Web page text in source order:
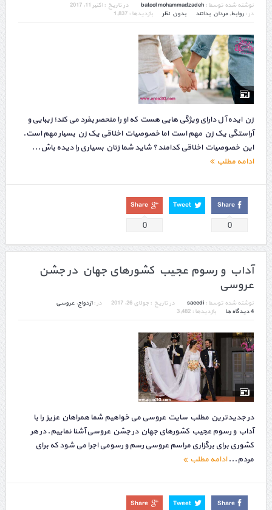
نوشته شده توسط : batool mohammadzadeh در تاریخ :اکتبر 11, 2017
در : روابط,مردان بدانند بدون نظر بازدیدها : 1,837
زن ایده آل دارای ویژگی هایی هست که او را منحصر بفرد می کند؛ زیبایی و
آراستگی یک زن مهم است اما خصوصیات اخلاقی یک زن بسیار مهم است.
این خصوصیات اخلاقی کدامند؟ شاید شما زنان بسیاری را دیده باش...
ادامه مطلب
Share
0
Tweet
Share
0
آداب و رسوم عجیب کشورهای جهان در جشن
عروسی
نوشته شده توسط : saeedi در تاریخ : جولای 26, 2017 در :ازدواج, عروسی
4 دیدگاه ها
بازدیدها : 3,482
در جدیدترین مطلب سایت عروسی می خواهیم شما همراهان عزیز را با
آداب و رسوم عجیب کشورهای جهان در جشن عروسی آشنا نماییم. در هر
کشوری برای برگزاری مراسم عروسی رسم و رسومی اجرا می شود که برای
مردم...ادامه مطلب
Share
Tweet
Share